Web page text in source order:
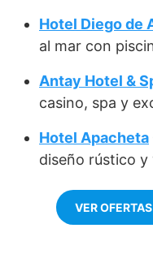
Hotel Diego de
al mar con
Antay Hotel &
casino, spa y
Hotel Apacheta
diseño rústico y
VER